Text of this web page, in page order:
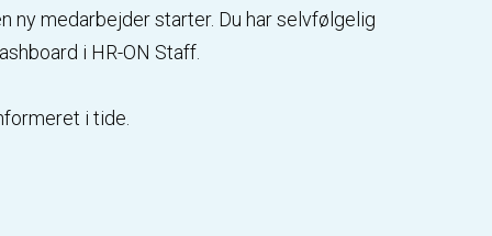
ny medarbejder starter. Du har selvfølgelig
i HR-ON Staff.
i tide.